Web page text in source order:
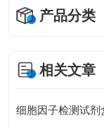
产品分类
相关文章
细胞因子检测试剂